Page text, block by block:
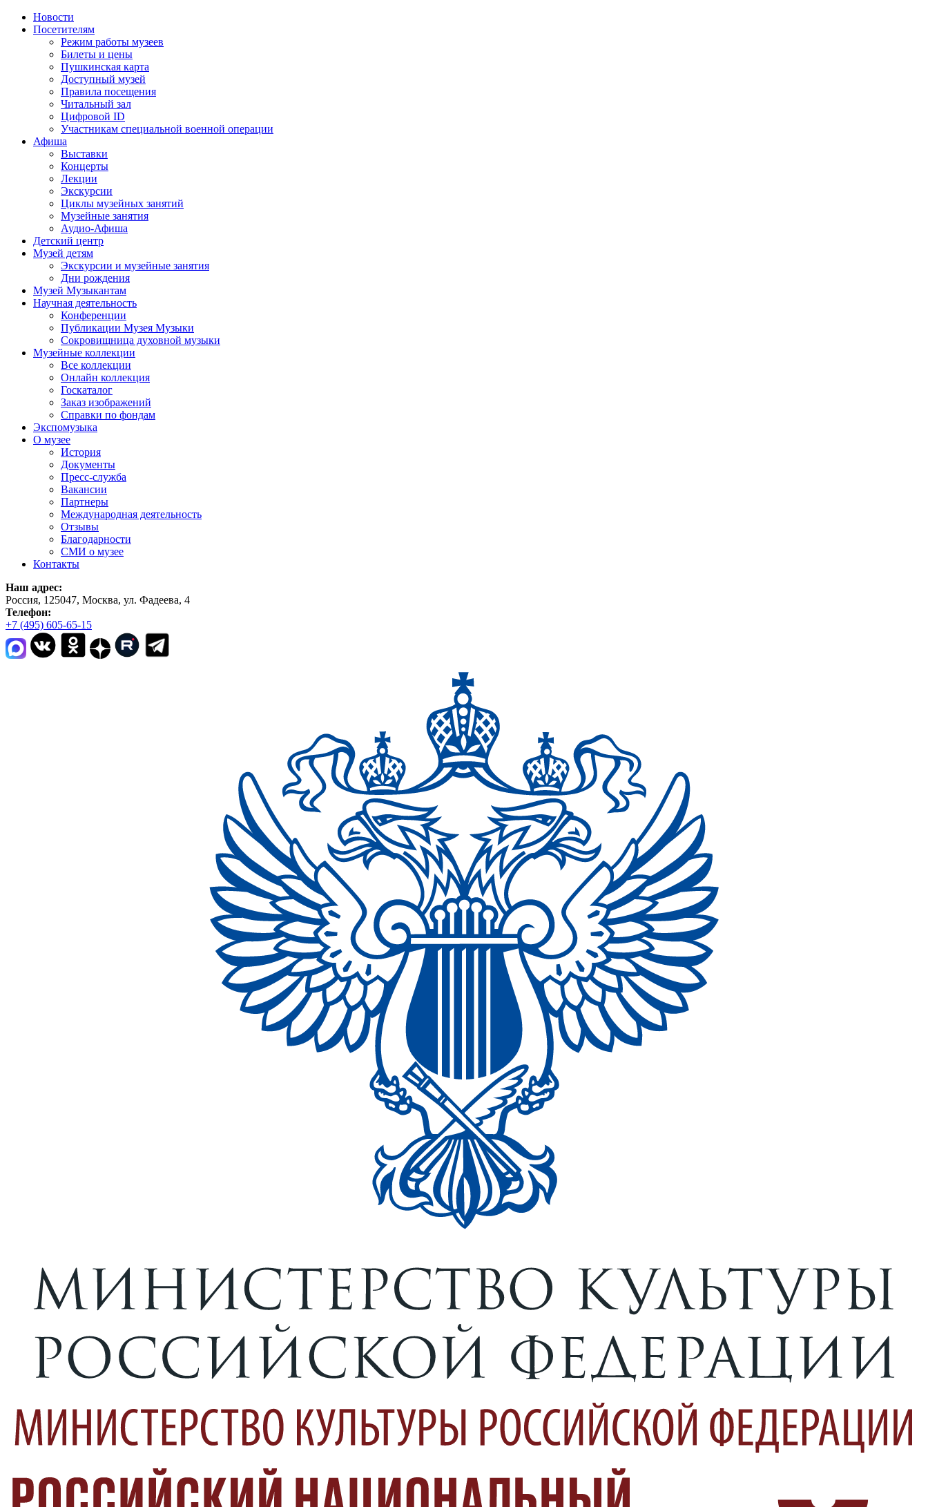
Новости
Посетителям
Режим работы музеев
Билеты и цены
Пушкинская карта
Доступный музей
Правила посещения
Читальный зал
Цифровой ID
Участникам специальной военной операции
Афиша
Выставки
Концерты
Лекции
Экскурсии
Циклы музейных занятий
Музейные занятия
Аудио-Афиша
Детский центр
Музей детям
Экскурсии и музейные занятия
Дни рождения
Музей Музыкантам
Научная деятельность
Конференции
Публикации Музея Музыки
Сокровищница духовной музыки
Музейные коллекции
Все коллекции
Онлайн коллекция
Госкаталог
Заказ изображений
Справки по фондам
Экспомузыка
О музее
История
Документы
Пресс-служба
Вакансии
Партнеры
Международная деятельность
Отзывы
Благодарности
СМИ о музее
Контакты
Наш адрес:
Россия, 125047, Москва, ул. Фадеева, 4
Телефон:
+7 (495) 605-65-15